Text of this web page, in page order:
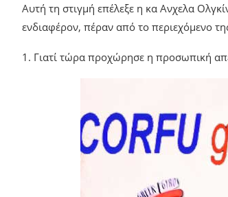
Αυτή τη στιγμή επέλεξε η κα Ανχελα
ενδιαφέρον, πέραν από το περιεχόμενο
1. Γιατί τώρα προχώρησε η προσωπική